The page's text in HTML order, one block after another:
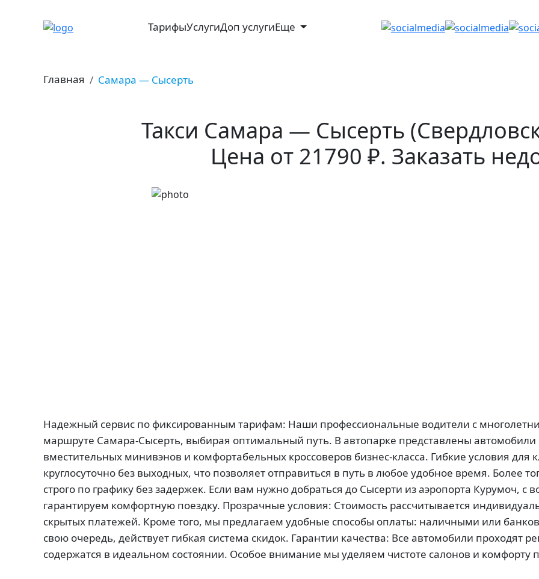
ТарифыУслугиДоп услугиЕще
Главная Самара — Сысерть
Такси Самара — Сысерть
Цена от 21790 ₽. Заказать
Надежный сервис по фиксированным тарифам: Наши профессиональные водители с
маршруте Самара-Сысерть, выбирая оптимальный путь. В автопарке представлены автомобили
вместительных минивэнов и комфортабельных кроссоверов бизнес-класса. Гибкие условия
круглосуточно без выходных, что позволяет отправиться в путь в любое удобное время. Более
строго по графику без задержек. Если вам нужно добраться до Сысерти из аэропорта Курумоч,
гарантируем комфортную поездку. Прозрачные условия: Стоимость рассчитывается
скрытых платежей. Кроме того, мы предлагаем удобные способы оплаты: наличными или
свою очередь, действует гибкая система скидок. Гарантии качества: Все автомобили проходят
содержатся в идеальном состоянии. Особое внимание мы уделяем чистоте салонов и комфорту